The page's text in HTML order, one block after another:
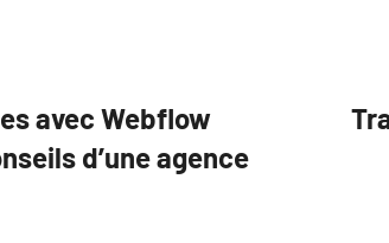
avec Webflow
d’une agence